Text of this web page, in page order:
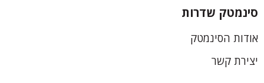
סינמטק שדרות
אודות הסינמטק
יצירת קשר